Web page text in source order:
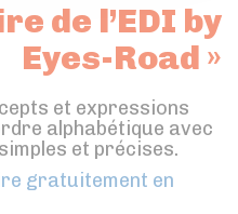
de l’EDI by
Eyes-Road »
et expressions
alphabétique avec
et précises.
gratuitement en